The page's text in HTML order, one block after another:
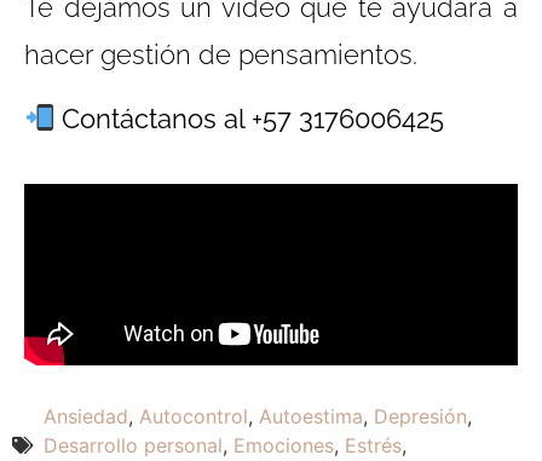
Te dejamos un video que te ayudara a
hacer gestión de pensamientos.
Contáctanos al +57 3176006425
Ansiedad, Autocontrol, Autoestima, Depresión,
Desarrollo personal, Emociones, Estrés,